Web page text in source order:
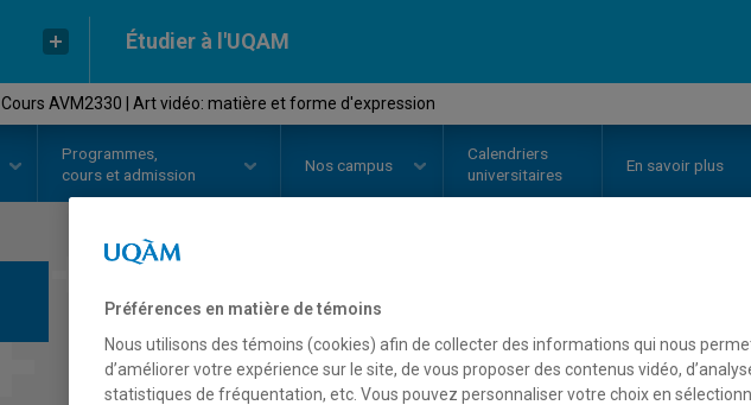
Étudier à l'UQAM
Cours AVM2330 | Art vidéo: matière et forme d'expression
Programmes,
cours et admission
Nos campus
Calendriers
universitaires
En savoir plus
COURS// AVM2330
Art vidéo:
d'expression
Préférences en matière de témoins
Nous utilisons des témoins (cookies) afin de collecter des informations qui nous
d’améliorer votre expérience sur le site, de vous proposer des contenus vidéo,
statistiques de fréquentation, etc. Vous pouvez personnaliser votre choix en